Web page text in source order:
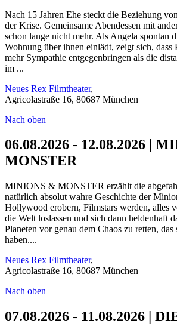
Nach 15 Jahren Ehe steckt die Beziehung
der Krise. Gemeinsame Abendessen mit
schon lange nicht mehr. Als Angela spontan
Wohnung über ihnen einlädt, zeigt sich,
mehr Sympathie entgegenbringen als die
im ...
Neues Rex Filmtheater,
Agricolastraße 16, 80687 München
Nach oben
06.08.2026 - 12.08.2026 |
MONSTER
MINIONS & MONSTER erzählt die
natürlich absolut wahre Geschichte der
Hollywood erobern, Filmstars werden, alles
die Welt loslassen und sich dann heldenhaft
Planeten vor genau dem Chaos zu retten, das
haben....
Neues Rex Filmtheater,
Agricolastraße 16, 80687 München
Nach oben
07.08.2026 - 11.08.2026 |